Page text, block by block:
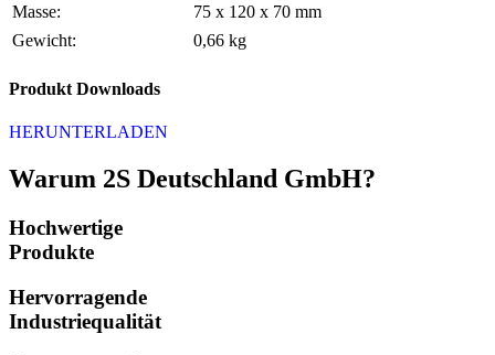
Masse:
75 x 120 x 70 mm
Gewicht:
0,66 kg
Produkt Downloads
HERUNTERLADEN
Warum 2S Deutschland GmbH?
Hochwertige
Produkte
Hervorragende
Industriequalität